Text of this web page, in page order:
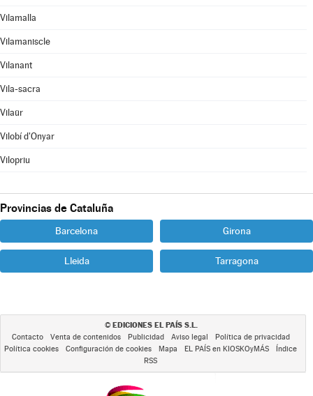
Vilamalla
Vilamaniscle
Vilanant
Vila-sacra
Vilaür
Vilobí d'Onyar
Vilopriu
Provincias de Cataluña
Barcelona Girona
Lleida Tarragona
© EDICIONES EL PAÍS S.L.
Contacto Venta de contenidos Publicidad Aviso legal
Política de privacidad
Política cookies
Configuración de cookies Mapa EL PAÍS en KIOSKOyMÁS
Índice
RSS